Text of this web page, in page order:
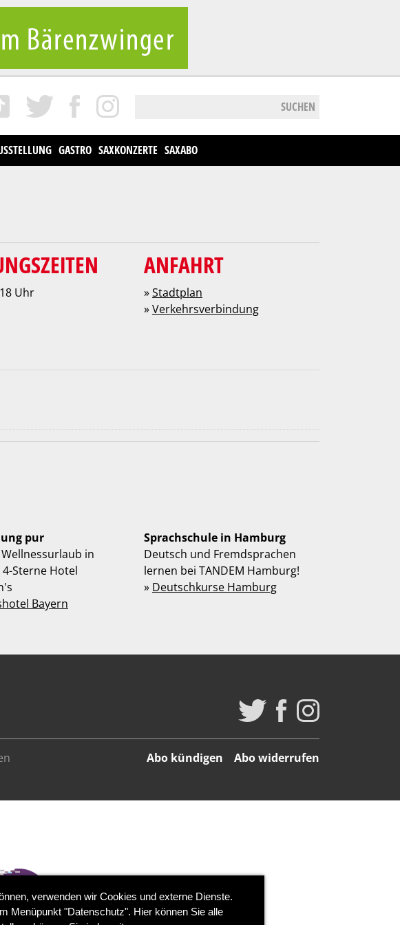
SUCHEN
GASTRO SAXKONZERTE SAXABO
Uhr
ANFAHRT
»Stadtplan
»Verkehrsverbindung
pur
in
Sterne Hotel
Bayern
Sprachschule in Hamburg
Deutsch und Fremdsprachen
lernen bei TANDEM Hamburg!
» Deutschkurse Hamburg
Abo kündigen Abo widerrufen
verwenden wir Cookies und externe Dienste.
Menüpunkt "Datenschutz". Hier können Sie alle